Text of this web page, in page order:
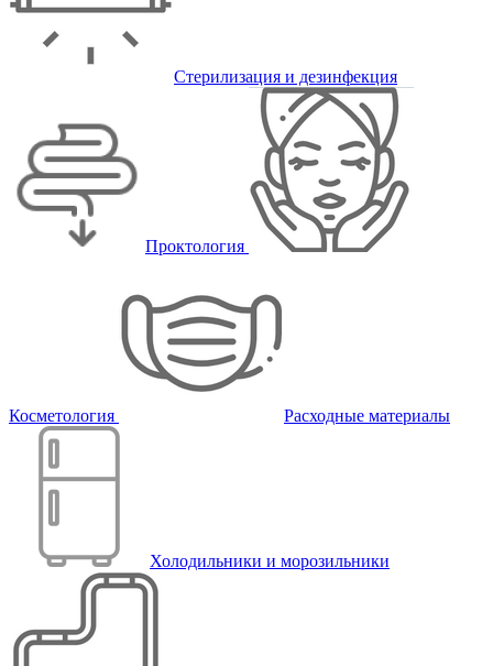
Стерилизация и дезинфекция
Проктология
Косметология Расходные материалы
Холодильники и морозильники